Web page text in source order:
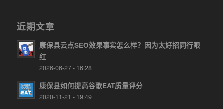
近期文章
康保县云点SEO效果事实怎么样？因为太好招同行眼
红
2026-06-27 - 16:28
康保县如何提高谷歌EAT质量评分
2020-11-21 - 19:49